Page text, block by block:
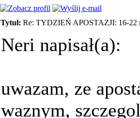
Tytuł: Re: TYDZIEŃ APOSTAZJI: 16-22
Neri napisał(a):
uwazam, ze
waznym,